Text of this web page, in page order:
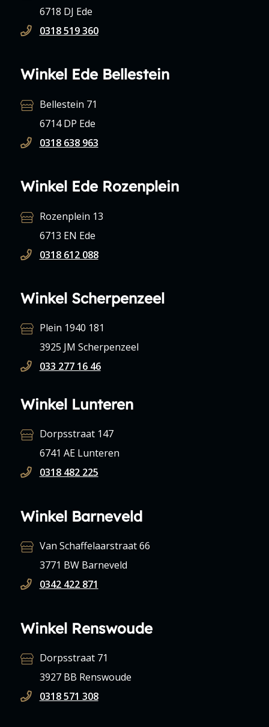
6718 DJ Ede
0318 519 360
Winkel Ede Bellestein
Bellestein 71
6714 DP Ede
0318 638 963
Winkel Ede Rozenplein
Rozenplein 13
6713 EN Ede
0318 612 088
Winkel Scherpenzeel
Plein 1940 181
3925 JM Scherpenzeel
033 277 16 46
Winkel Lunteren
Dorpsstraat 147
6741 AE Lunteren
0318 482 225
Winkel Barneveld
Van Schaffelaarstraat 66
3771 BW Barneveld
0342 422 871
Winkel Renswoude
Dorpsstraat 71
3927 BB Renswoude
0318 571 308